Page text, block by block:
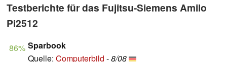
Testberichte für das Fujitsu-Siemens Amilo
Pi2512
86% Sparbook
Quelle: Computerbild -8/08